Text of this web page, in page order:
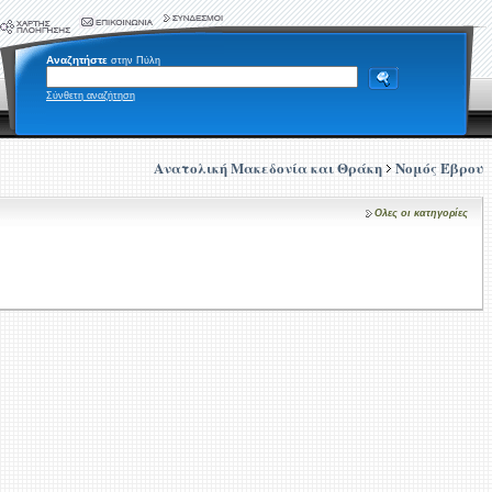
Αναζητήστε στην Πύλη
Σύνθετη αναζήτηση
Ανατολική Μακεδονία και Θράκη Νομός Έβρου
Ολες οι κατηγορίες